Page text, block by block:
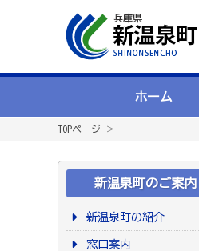
ホーム
TOPページ ＞
新温泉町のご案内
新温泉町の紹介
窓口案内